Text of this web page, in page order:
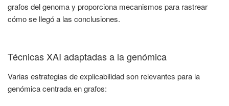
grafos del genoma y proporciona mecanismos para rastrear
cómo se llegó a las conclusiones.
Técnicas XAI adaptadas a la genómica
Varias estrategias de explicabilidad son relevantes para la
genómica centrada en grafos: